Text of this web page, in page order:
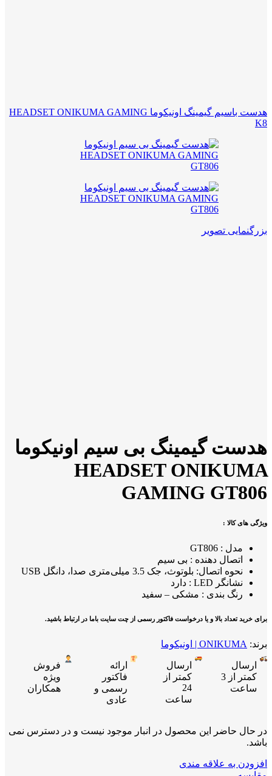
هدست باسیم گیمینگ اونیکوما HEADSET ONIKUMA GAMING
K8
بزرگنمایی تصویر
هدست گیمینگ بی سیم اونیکوما
HEADSET ONIKUMA
GAMING GT806
ویژگی های کالا :
مدل : GT806
اتصال دهنده : بی سیم
نحوه اتصال: بلوتوث، جک 3.5 میلی‌متری صدا، دانگل USB
نشانگر LED : دارد
رنگ بندی : مشکی – سفید
برای خرید تعداد بالا و یا درخواست فاکتور رسمی از چت سایت باما در ارتباط باشید.
برند: ONIKUMA | اونیکوما
ارسال
کمتر از 3
ساعت
ارسال
کمتر از
24
ساعت
ارائه
فاکتور
رسمی و
عادی
فروش
ویژه
همکاران
در حال حاضر این محصول در انبار موجود نیست و در دسترس نمی
باشد.
افزودن به علاقه مندی